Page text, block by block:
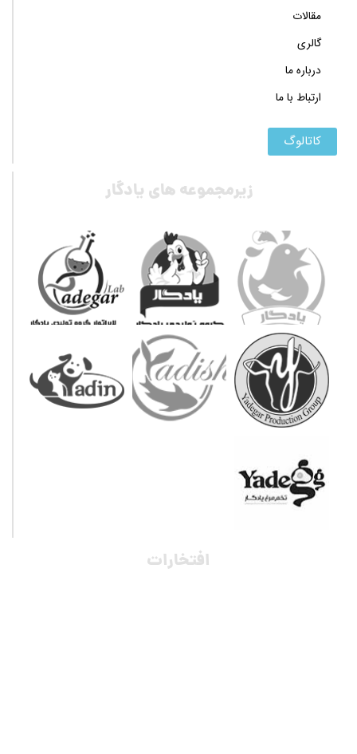
مقالات
گالری
درباره ما
ارتباط با ما
کاتالوگ
زیرمجموعه های یادگار
افتخارات